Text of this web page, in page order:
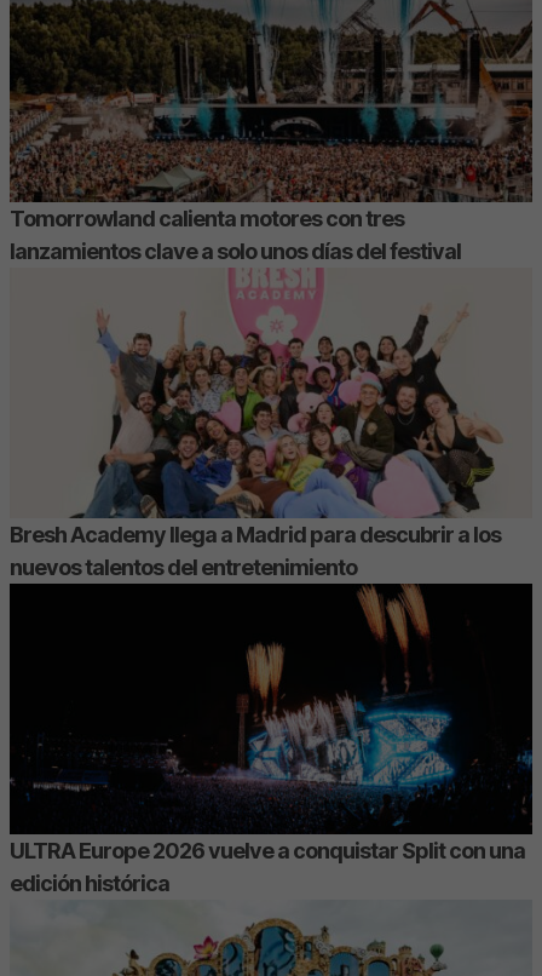
Tomorrowland calienta motores con tres
lanzamientos clave a solo unos días del festival
Bresh Academy llega a Madrid para descubrir a los
nuevos talentos del entretenimiento
ULTRA Europe 2026 vuelve a conquistar Split con una
edición histórica